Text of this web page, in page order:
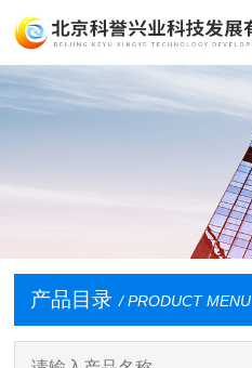
产品目录 / PRODUCT MENU